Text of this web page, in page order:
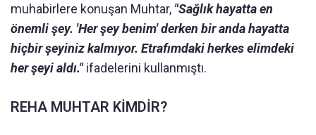
muhabirlere konuşan Muhtar, "Sağlık hayatta en
önemli şey. 'Her şey benim' derken bir anda hayatta
hiçbir şeyiniz kalmıyor. Etrafımdaki herkes elimdeki
her şeyi aldı."ifadelerini kullanmıştı.
REHA MUHTAR KİMDİR?